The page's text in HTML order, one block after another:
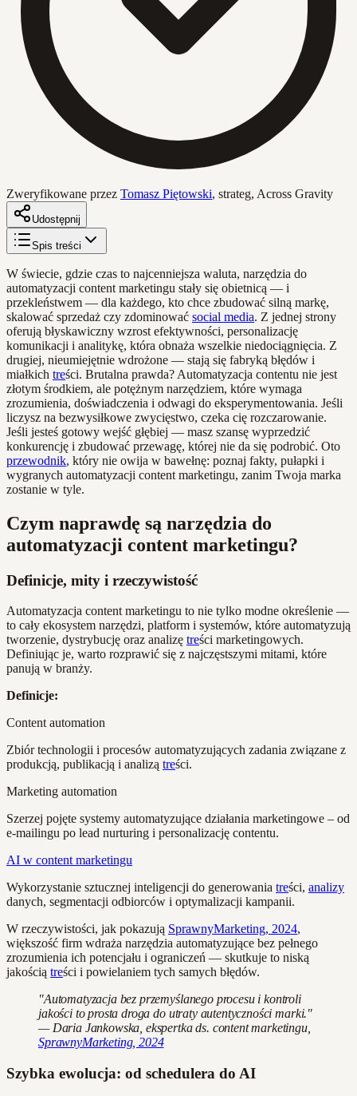
Zweryfikowane przez Tomasz Piętowski, strateg, Across Gravity
Udostępnij
Spis treści
W świecie, gdzie czas to najcenniejsza waluta, narzędzia do
automatyzacji content marketingu stały się obietnicą — i
przekleństwem — dla każdego, kto chce zbudować silną markę,
skalować sprzedaż czy zdominować social media. Z jednej strony
oferują błyskawiczny wzrost efektywności, personalizację
komunikacji i analitykę, która obnaża wszelkie niedociągnięcia. Z
drugiej, nieumiejętnie wdrożone — stają się fabryką błędów i
miałkich treści. Brutalna prawda? Automatyzacja contentu nie jest
złotym środkiem, ale potężnym narzędziem, które wymaga
zrozumienia, doświadczenia i odwagi do eksperymentowania. Jeśli
liczysz na bezwysiłkowe zwycięstwo, czeka cię rozczarowanie.
Jeśli jesteś gotowy wejść głębiej — masz szansę wyprzedzić
konkurencję i zbudować przewagę, której nie da się podrobić. Oto
przewodnik, który nie owija w bawełnę: poznaj fakty, pułapki i
wygranych automatyzacji content marketingu, zanim Twoja marka
zostanie w tyle.
Czym naprawdę są narzędzia do
automatyzacji content marketingu?
Definicje, mity i rzeczywistość
Automatyzacja content marketingu to nie tylko modne określenie —
to cały ekosystem narzędzi, platform i systemów, które automatyzują
tworzenie, dystrybucję oraz analizę treści marketingowych.
Definiując je, warto rozprawić się z najczęstszymi mitami, które
panują w branży.
Definicje:
Content automation
Zbiór technologii i procesów automatyzujących zadania związane z
produkcją, publikacją i analizą treści.
Marketing automation
Szerzej pojęte systemy automatyzujące działania marketingowe – od
e-mailingu po lead nurturing i personalizację contentu.
AI w content marketingu
Wykorzystanie sztucznej inteligencji do generowania treści, analizy
danych, segmentacji odbiorców i optymalizacji kampanii.
W rzeczywistości, jak pokazują SprawnyMarketing, 2024,
większość firm wdraża narzędzia automatyzujące bez pełnego
zrozumienia ich potencjału i ograniczeń — skutkuje to niską
jakością treści i powielaniem tych samych błędów.
"Automatyzacja bez przemyślanego procesu i kontroli
jakości to prosta droga do utraty autentyczności marki."
— Daria Jankowska, ekspertka ds. content marketingu,
SprawnyMarketing, 2024
Szybka ewolucja: od schedulera do AI